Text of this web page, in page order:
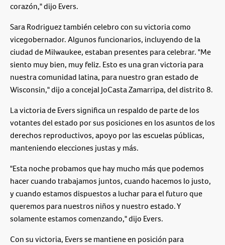
corazón," dijo Evers.
Sara Rodriguez también celebro con su victoria como
vicegobernador. Algunos funcionarios, incluyendo de la
ciudad de Milwaukee, estaban presentes para celebrar. "Me
siento muy bien, muy feliz. Esto es una gran victoria para
nuestra comunidad latina, para nuestro gran estado de
Wisconsin," dijo a concejal JoCasta Zamarripa, del distrito 8.
La victoria de Evers significa un respaldo de parte de los
votantes del estado por sus posiciones en los asuntos de los
derechos reproductivos, apoyo por las escuelas públicas,
manteniendo elecciones justas y más.
"Esta noche probamos que hay mucho más que podemos
hacer cuando trabajamos juntos, cuando hacemos lo justo,
y cuando estamos dispuestos a luchar para el futuro que
queremos para nuestros niños y nuestro estado. Y
solamente estamos comenzando," dijo Evers.
Con su victoria, Evers se mantiene en posición para